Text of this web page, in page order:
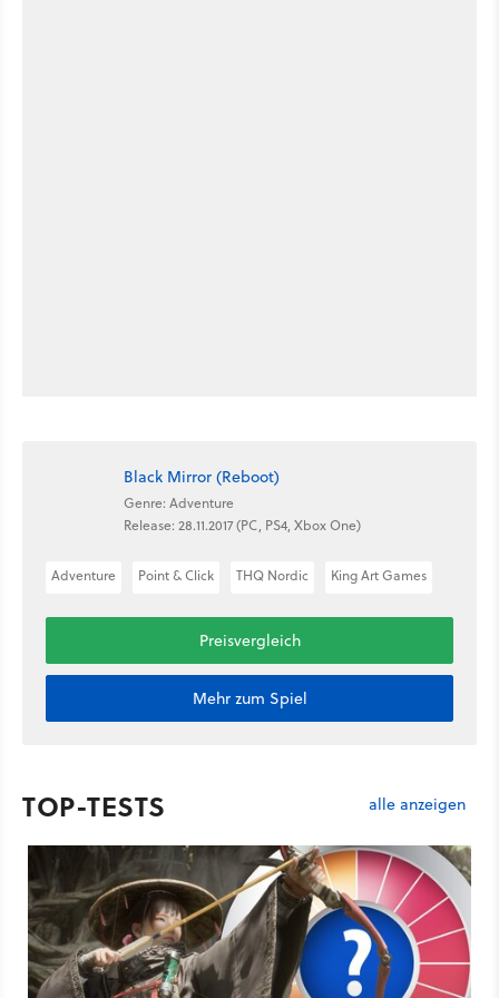
Black Mirror (Reboot)
Genre: Adventure
Release: 28.11.2017 (PC, PS4, Xbox One)
Adventure Point & Click THQ Nordic King Art Games
Preisvergleich
Mehr zum Spiel
TOP-TESTS alle anzeigen